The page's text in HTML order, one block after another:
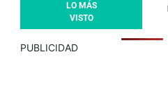
LO MÁS
VISTO
PUBLICIDAD